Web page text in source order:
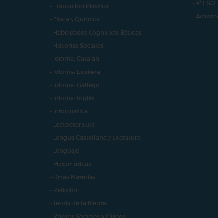
- Educación Plástica
- Física y Química
- Habilidades Cognitivas Básicas
- Historias Sociales
- Idioma: Catalán
- Idioma: Euskera
- Idioma: Gallego
- Idioma: Inglés
- Informática
- Lectoescritura
- Lengua Castellana y Literatura
- Lenguaje
- Matemáticas
- Otras Materias
- Religión
- Teoría de la Mente
- Valores Sociales y Cívicos
- 4º ESO
-